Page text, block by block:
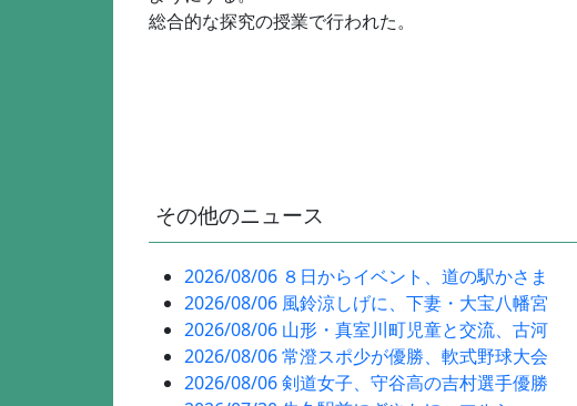
総合的な探究の授業で行われた。
その他のニュース
2026/08/06 ８日からイベント、道の駅かさま
2026/08/06 風鈴涼しげに、下妻・大宝八幡宮
2026/08/06 山形・真室川町児童と交流、古河
2026/08/06 常澄スポ少が優勝、軟式野球大会
2026/08/06 剣道女子、守谷高の吉村選手優勝